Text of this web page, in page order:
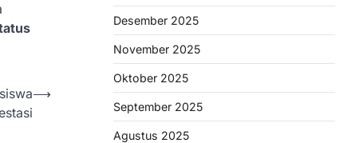
⟶
Desember 2025
November 2025
Oktober 2025
September 2025
Agustus 2025